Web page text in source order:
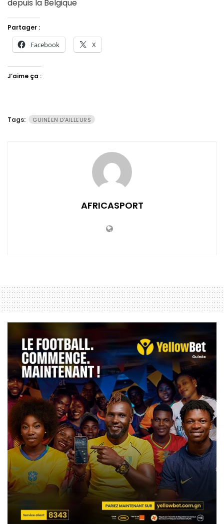
depuis la Belgique
Partager :
Facebook X
J’aime ça :
Tags: GUINÉEN D'AILLEURS
AFRICASPORT